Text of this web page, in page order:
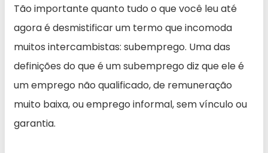
Tão importante quanto tudo o que você leu até
agora é desmistificar um termo que incomoda
muitos intercambistas: subemprego. Uma das
definições do que é um subemprego diz que ele é
um emprego não qualificado, de remuneração
muito baixa, ou emprego informal, sem vínculo ou
garantia.